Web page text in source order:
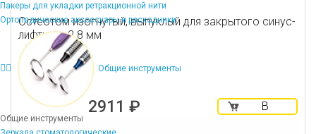
Пакеры для укладки ретракционной нити
Ортопедические аксессуары и расходники
Общие инструменты
Общие инструменты
Остеотом изогнутый, выпуклый для закрытого синус-
лифтинга 2.8 мм
2911 ₽
В